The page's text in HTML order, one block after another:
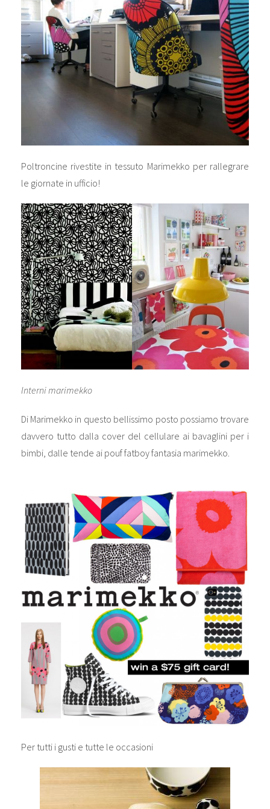
Poltroncine rivestite in tessuto Marimekko per rallegrare
le giornate in ufficio!
Interni marimekko
Di Marimekko in questo bellissimo posto possiamo trovare
davvero tutto dalla cover del cellulare ai bavaglini per i
bimbi, dalle tende ai pouf fatboy fantasia marimekko.
Per tutti i gusti e tutte le occasioni